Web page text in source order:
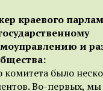
краевого
и
было
Во-первых, мы